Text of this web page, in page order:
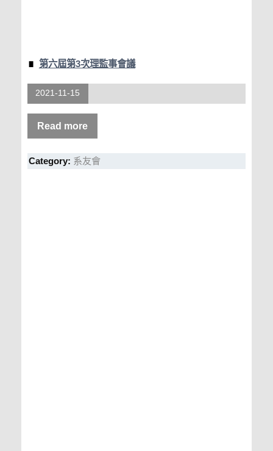
第六屆第3次理監事會議
2021-11-15
Read more
Category: 系友會